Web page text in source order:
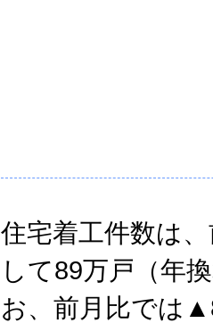
住宅着工件数は
して89万戸（年
お、前月比では